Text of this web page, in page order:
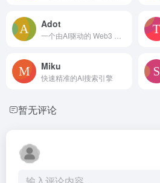
Adot
Miku
快速精准的AI搜索引擎
暂无评论